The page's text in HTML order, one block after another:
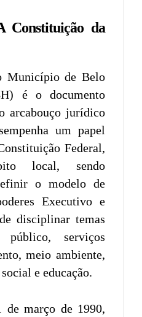
Constituição da
Município de Belo
é o documento
arcabouço jurídico
um papel
Federal,
local, sendo
o modelo de
Executivo e
disciplinar temas
público, serviços
meio ambiente,
e educação.
de março de 1990,